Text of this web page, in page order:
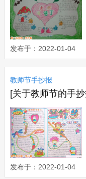
发布于：2022-01-04
教师节手抄报
发布于：2022-01-04